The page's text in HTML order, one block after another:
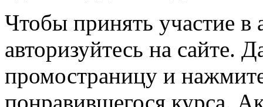
Чтобы принять участие в
авторизуйтесь на сайте.
промостраницу и
понравившегося курса.